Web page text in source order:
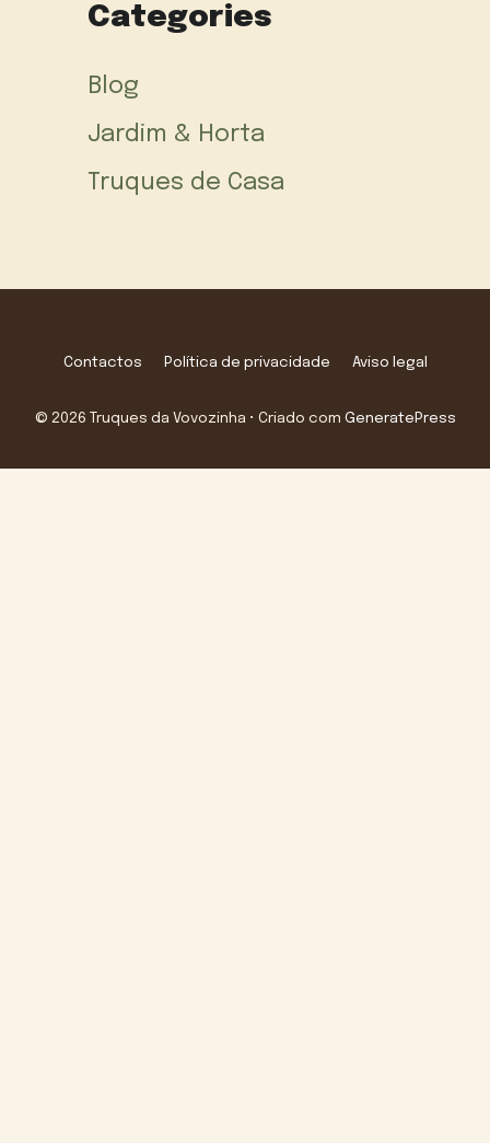
Categories
Blog
Jardim & Horta
Truques de Casa
Contactos Política de privacidade Aviso legal
© 2026 Truques da Vovozinha • Criado com GeneratePress